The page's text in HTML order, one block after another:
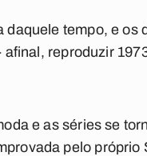
tempo, e
reproduzir
e as séries se
pelo